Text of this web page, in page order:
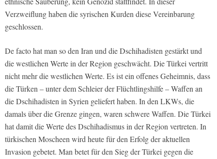
Verzweiflung haben die syrischen Kurden diese Vereinbarung
geschlossen.
De facto hat man so den Iran und die Dschihadisten gestärkt und
die westlichen Werte in der Region geschwächt. Die Türkei vertritt
nicht mehr die westlichen Werte. Es ist ein offenes Geheimnis, dass
die Türken – unter dem Schleier der Flüchtlingshilfe – Waffen an
die Dschihadisten in Syrien geliefert haben. In den LKWs, die
damals über die Grenze gingen, waren schwere Waffen. Die Türkei
hat damit die Werte des Dschihadismus in der Region vertreten. In
türkischen Moscheen wird heute für den Erfolg der aktuellen
Invasion gebetet. Man betet für den Sieg der Türkei gegen die